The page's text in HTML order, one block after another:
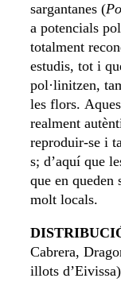
sargantanes (
a potencials
totalment
estudis, tot i
pol·linitzen,
les flors.
realment
reproduir-se i
s; d’aquí que
que en queden
molt locals.
Cabrera,
illots